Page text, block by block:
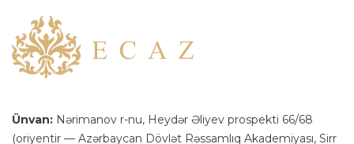
Ünvan: Nərimanov r-nu, Heydər Əliyev prospekti 66/68
(oriyentir — Azərbaycan Dövlət Rəssamlıq Akademiyası, Sirr